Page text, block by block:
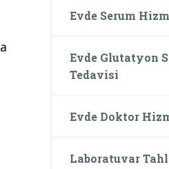
Evde Serum
Evde Glutatyon
Tedavisi
Evde Doktor
Laboratuvar